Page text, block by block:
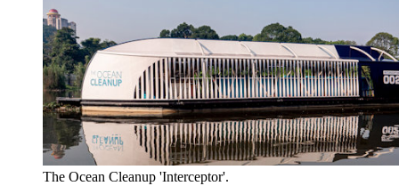
The Ocean Cleanup 'Interceptor'.